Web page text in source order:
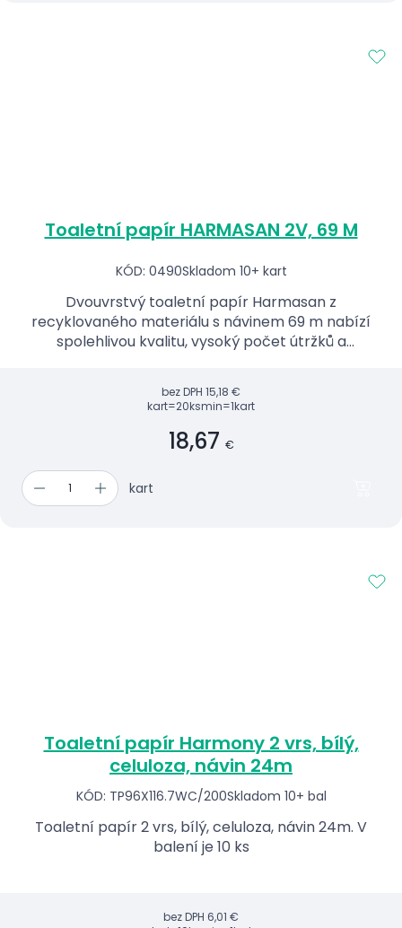
Toaletní papír HARMASAN 2V, 69 M
KÓD: 0490Skladom 10+ kart
Dvouvrstvý toaletní papír Harmasan z
recyklovaného materiálu s návinem 69 m nabízí
spolehlivou kvalitu, vysoký počet útržků a
bez DPH 15,18 €
kart=20ksmin=1kart
18,67 €
kart
Toaletní papír Harmony 2 vrs, bílý,
celuloza, návin 24m
KÓD: TP96X116.7WC/200Skladom 10+ bal
Toaletní papír 2 vrs, bílý, celuloza, návin 24m. V
balení je 10 ks
bez DPH 6,01 €